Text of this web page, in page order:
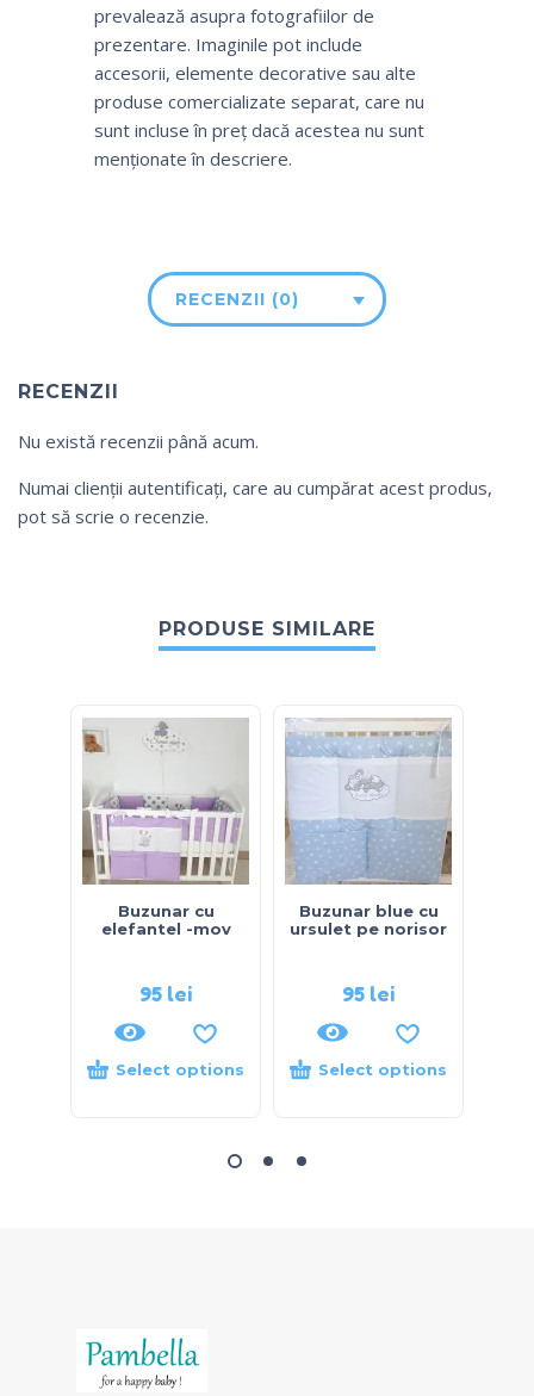
prevalează asupra fotografiilor de
prezentare. Imaginile pot include
accesorii, elemente decorative sau alte
produse comercializate separat, care nu
sunt incluse în preț dacă acestea nu sunt
menționate în descriere.
RECENZII (0)
RECENZII
Nu există recenzii până acum.
Numai clienții autentificați, care au cumpărat acest produs,
pot să scrie o recenzie.
PRODUSE SIMILARE
Buzunar cu
elefantel -mov
95 lei
Select options
Buzunar blue cu
ursulet pe norisor
95 lei
Select options